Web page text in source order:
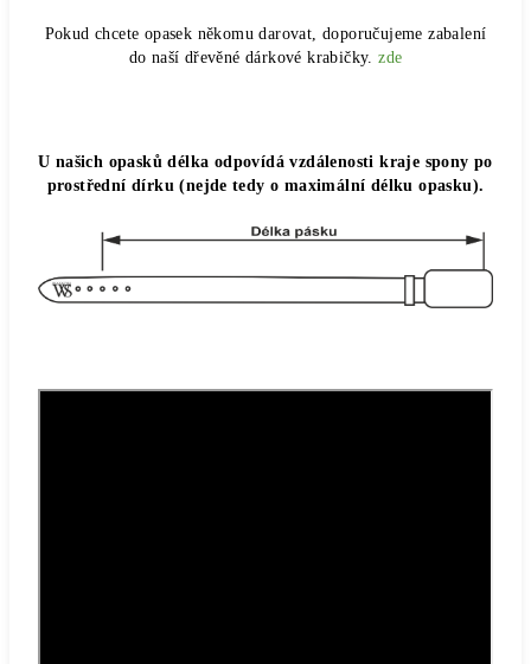
Pokud chcete opasek někomu darovat, doporučujeme zabalení
do naší dřevěné dárkové krabičky.zde
U našich opasků délka odpovídá vzdálenosti kraje spony po
prostřední dírku (nejde tedy o maximální délku opasku).